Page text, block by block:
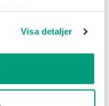
Visa detaljer